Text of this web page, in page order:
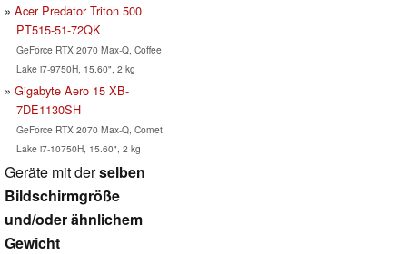
Acer Predator Triton 500
PT515-51-72QK
GeForce RTX 2070 Max-Q, Coffee
Lake i7-9750H, 15.60", 2 kg
Gigabyte Aero 15 XB-
7DE1130SH
GeForce RTX 2070 Max-Q, Comet
Lake i7-10750H, 15.60", 2 kg
Geräte mit derselben
Bildschirmgröße
und/oder ähnlichem
Gewicht